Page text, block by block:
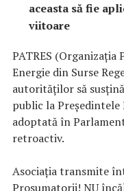
aceasta să fie
viitoare
PATRES
Energie din Surse
autorităților să
public la Președintele
adoptată în
retroactiv.
Asociația transmite
Prosumatorii! NU